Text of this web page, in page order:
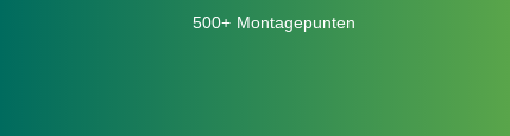
500+ Montagepunten